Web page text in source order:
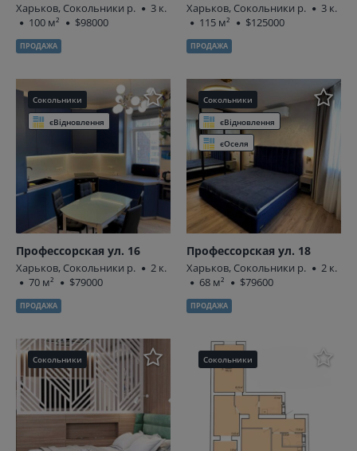
Харьков, Сокольники р.
3 к.
100 м²
$98000
ПРОДАЖА
Харьков, Сокольники р.
3 к.
115 м²
$125000
ПРОДАЖА
Сокольники
єВідновлення
Профессорская ул. 16
Харьков, Сокольники р.
2 к.
70 м²
$79000
ПРОДАЖА
Сокольники
єВідновлення
єОселя
Профессорская ул. 18
Харьков, Сокольники р.
2 к.
68 м²
$79600
ПРОДАЖА
Сокольники Сокольники